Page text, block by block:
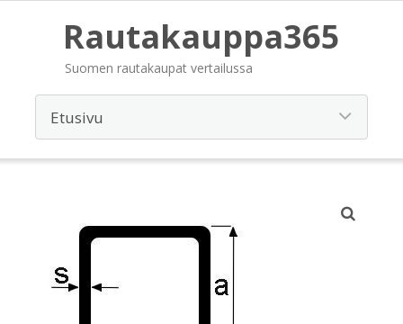
Rautakauppa365
Suomen rautakaupat vertailussa